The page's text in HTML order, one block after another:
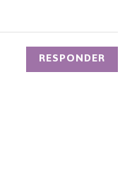
RESPONDER